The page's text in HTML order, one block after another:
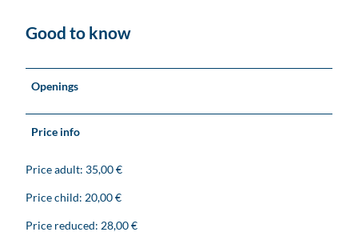
Good to know
Openings
Price info
Price adult: 35,00 €
Price child: 20,00 €
Price reduced: 28,00 €